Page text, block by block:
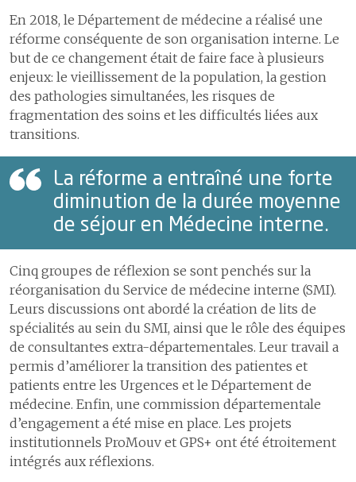
En 2018, le Département de médecine a réalisé une
réforme conséquente de son organisation interne. Le
but de ce changement était de faire face à plusieurs
enjeux: le vieillissement de la population, la gestion
des pathologies simultanées, les risques de
fragmentation des soins et les difficultés liées aux
transitions.
La réforme a entraîné une forte
diminution de la durée moyenne
de séjour en Médecine interne.
Cinq groupes de réflexion se sont penchés sur la
réorganisation du Service de médecine interne (SMI).
Leurs discussions ont abordé la création de lits de
spécialités au sein du SMI, ainsi que le rôle des équipes
de consultant·e·s extra-départementales. Leur travail a
permis d’améliorer la transition des patientes et
patients entre les Urgences et le Département de
médecine. Enfin, une commission départementale
d’engagement a été mise en place. Les projets
institutionnels ProMouv et GPS+ ont été étroitement
intégrés aux réflexions.